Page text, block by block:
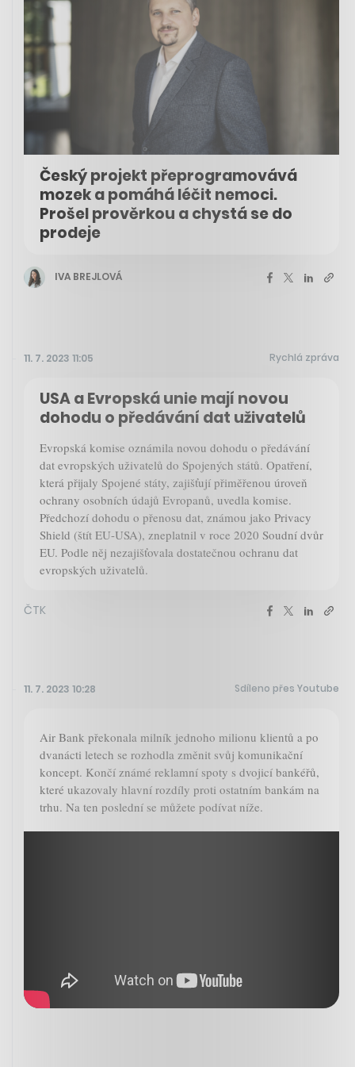
Český projekt přeprogramovává
mozek a pomáhá léčit nemoci.
Prošel prověrkou a chystá se do
prodeje
IVA BREJLOVÁ
11. 7. 2023 11:05 Rychlá zpráva
USA a Evropská unie mají novou
dohodu o předávání dat uživatelů
Evropská komise oznámila novou dohodu o předávání
dat evropských uživatelů do Spojených států. Opatření,
která přijaly Spojené státy, zajišťují přiměřenou úroveň
ochrany osobních údajů Evropanů, uvedla komise.
Předchozí dohodu o přenosu dat, známou jako Privacy
Shield (štít EU-USA), zneplatnil v roce 2020 Soudní dvůr
EU. Podle něj nezajišťovala dostatečnou ochranu dat
evropských uživatelů.
ČTK
11. 7. 2023 10:28 Sdíleno přes Youtube
Air Bank překonala milník jednoho milionu klientů a po
dvanácti letech se rozhodla změnit svůj komunikační
koncept. Končí známé reklamní spoty s dvojicí bankéřů,
které ukazovaly hlavní rozdíly proti ostatním bankám na
trhu. Na ten poslední se můžete podívat níže.